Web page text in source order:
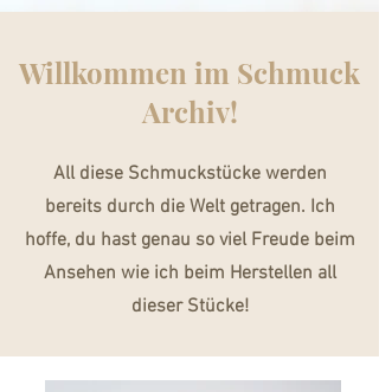
Willkommen im Schmuck
Archiv!
All diese Schmuckstücke werden
bereits durch die Welt getragen. Ich
hoffe, du hast genau so viel Freude beim
Ansehen wie ich beim Herstellen all
dieser Stücke!